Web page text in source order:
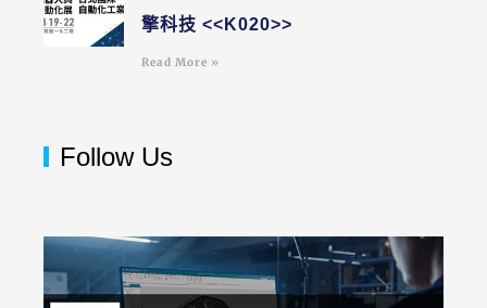
擎科技 <<K020>>
Read More »
Follow Us